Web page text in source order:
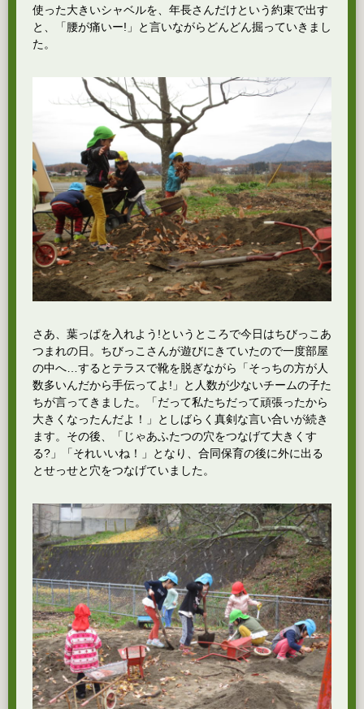
使った大きいシャベルを、年長さんだけという約束で出す
と、「腰が痛いー!」と言いながらどんどん掘っていきまし
た。
さあ、葉っぱを入れよう!というところで今日はちびっこあ
つまれの日。ちびっこさんが遊びにきていたので一度部屋
の中へ…するとテラスで靴を脱ぎながら「そっちの方が人
数多いんだから手伝ってよ!」と人数が少ないチームの子た
ちが言ってきました。「だって私たちだって頑張ったから
大きくなったんだよ！」としばらく真剣な言い合いが続き
ます。その後、「じゃあふたつの穴をつなげて大きくす
る?」「それいいね！」となり、合同保育の後に外に出る
とせっせと穴をつなげていました。